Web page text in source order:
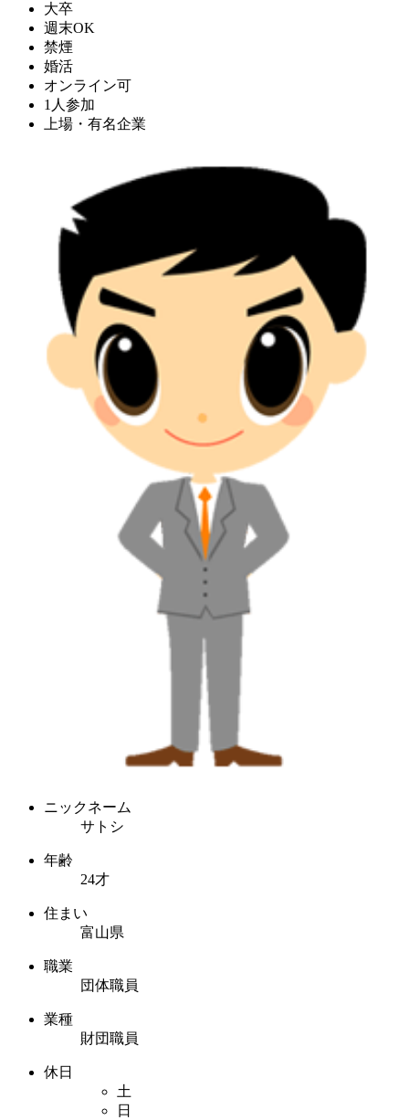
大卒
週末OK
禁煙
婚活
オンライン可
1人参加
上場・有名企業
ニックネーム
サトシ
年齢
24才
住まい
富山県
職業
団体職員
業種
財団職員
休日
土
日